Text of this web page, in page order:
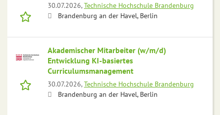
30.07.2026,Technische Hochschule Brandenburg
Brandenburg an der Havel, Berlin
Akademischer Mitarbeiter (w/m/d)
Entwicklung KI-basiertes
Curriculumsmanagement
30.07.2026,Technische Hochschule Brandenburg
Brandenburg an der Havel, Berlin